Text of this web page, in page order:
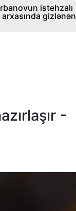
istehzalı
gizlənən
-